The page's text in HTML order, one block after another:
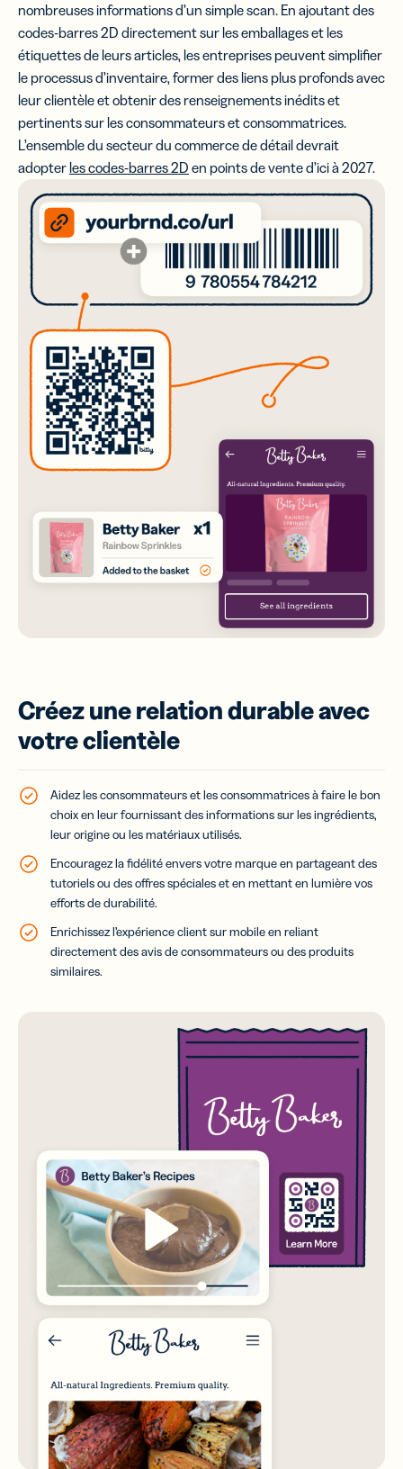
nombreuses informations d’un simple scan. En ajoutant des
codes-barres 2D directement sur les emballages et les
étiquettes de leurs articles, les entreprises peuvent simplifier
le processus d’inventaire, former des liens plus profonds avec
leur clientèle et obtenir des renseignements inédits et
pertinents sur les consommateurs et consommatrices.
L’ensemble du secteur du commerce de détail devrait
adopter les codes-barres 2D en points de vente d’ici à 2027.
Créez une relation durable avec
votre clientèle
Aidez les consommateurs et les consommatrices à faire le bon
choix en leur fournissant des informations sur les ingrédients,
leur origine ou les matériaux utilisés.
Encouragez la fidélité envers votre marque en partageant des
tutoriels ou des offres spéciales et en mettant en lumière vos
efforts de durabilité.
Enrichissez l’expérience client sur mobile en reliant
directement des avis de consommateurs ou des produits
similaires.